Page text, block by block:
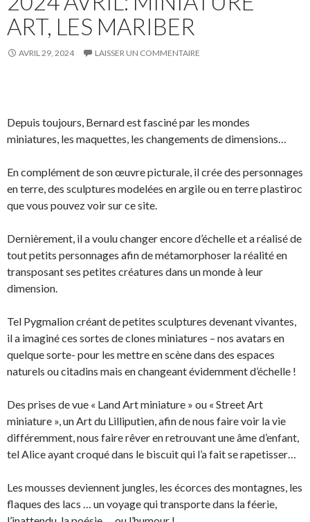
ART, LES MARIBER
AVRIL 29, 2024 LAISSER UN COMMENTAIRE
Depuis toujours, Bernard est fasciné par les mondes
miniatures, les maquettes, les changements de dimensions…
En complément de son œuvre picturale, il crée des personnages
en terre, des sculptures modelées en argile ou en terre plastiroc
que vous pouvez voir sur ce site.
Dernièrement, il a voulu changer encore d’échelle et a réalisé de
tout petits personnages afin de métamorphoser la réalité en
transposant ses petites créatures dans un monde à leur
dimension.
Tel Pygmalion créant de petites sculptures devenant vivantes,
il a imaginé ces sortes de clones miniatures – nos avatars en
quelque sorte- pour les mettre en scène dans des espaces
naturels ou citadins mais en changeant évidemment d’échelle !
Des prises de vue « Land Art miniature » ou « Street Art
miniature », un Art du Lilliputien, afin de nous faire voir la vie
différemment, nous faire rêver en retrouvant une âme d’enfant,
tel Alice ayant croqué dans le biscuit qui l’a fait se rapetisser…
Les mousses deviennent jungles, les écorces des montagnes, les
flaques des lacs … un voyage qui transporte dans la féerie,